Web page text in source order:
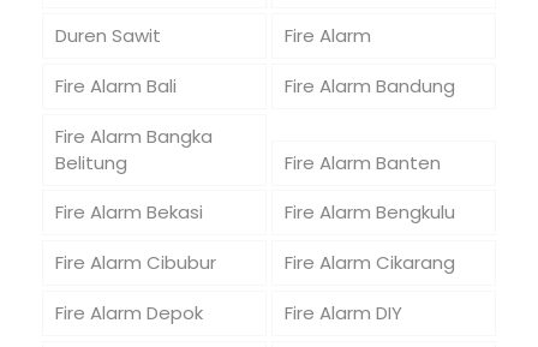
Duren Sawit
Fire Alarm
Fire Alarm Bali
Fire Alarm Bandung
Fire Alarm Bangka
Belitung
Fire Alarm Banten
Fire Alarm Bekasi
Fire Alarm Bengkulu
Fire Alarm Cibubur
Fire Alarm Cikarang
Fire Alarm Depok
Fire Alarm DIY